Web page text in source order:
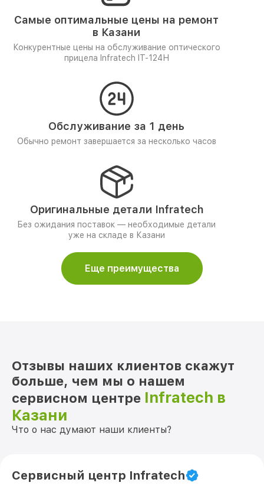
Самые оптимальные цены на ремонт
в Казани
Конкурентные цены на обслуживание оптического
прицела Infratech IT-124Н
Обслуживание за 1 день
Обычно ремонт завершается за несколько часов
Оригинальные детали Infratech
Без ожидания поставок — необходимые детали
уже на складе в Казани
Еще преимущества
Отзывы наших клиентов скажут
больше, чем мы о нашем
сервисном центре Infratech в
Казани
Что о нас думают наши клиенты?
Сервисный центр Infratech